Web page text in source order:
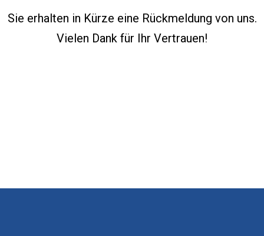
Sie erhalten in Kürze eine Rückmeldung von uns.
Vielen Dank für Ihr Vertrauen!